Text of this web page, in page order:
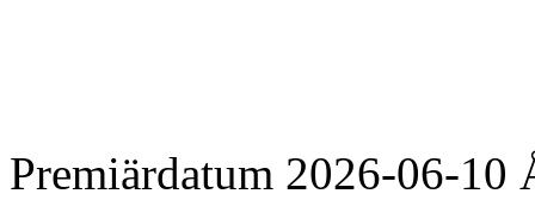
Premiärdatum 2026-06-10